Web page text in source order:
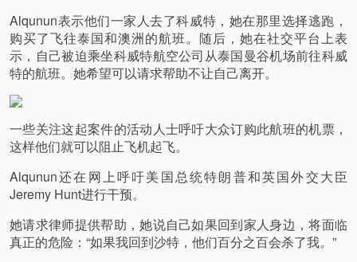
Alqunun表示他们一家人去了科威特，她在那里选择逃跑，
购买了飞往泰国和澳洲的航班。随后，她在社交平台上表
示，自己被迫乘坐科威特航空公司从泰国曼谷机场前往科威
特的航班。她希望可以请求帮助不让自己离开。
一些关注这起案件的活动人士呼吁大众订购此航班的机票，
这样他们就可以阻止飞机起飞。
Alqunun还在网上呼吁美国总统特朗普和英国外交大臣
Jeremy Hunt进行干预。
她请求律师提供帮助，她说自己如果回到家人身边，将面临
真正的危险：“如果我回到沙特，他们百分之百会杀了我。”